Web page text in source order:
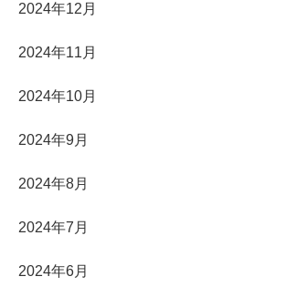
2024年12月
2024年11月
2024年10月
2024年9月
2024年8月
2024年7月
2024年6月